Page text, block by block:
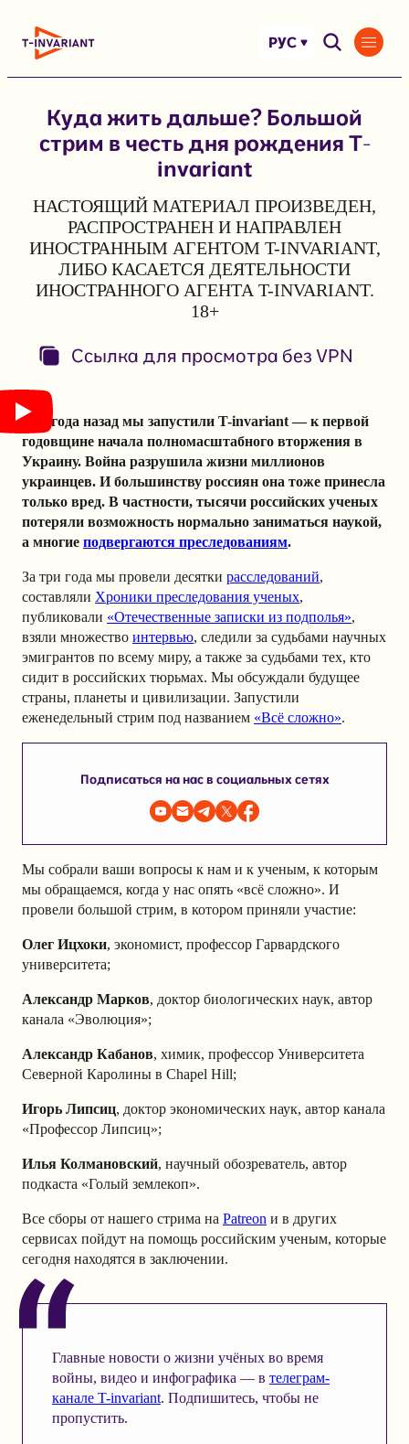
РУС
Куда жить дальше? Большой
стрим в честь дня рождения T-
invariant
НАСТОЯЩИЙ МАТЕРИАЛ ПРОИЗВЕДЕН,
РАСПРОСТРАНЕН И НАПРАВЛЕН
ИНОСТРАННЫМ АГЕНТОМ T-INVARIANT,
ЛИБО КАСАЕТСЯ ДЕЯТЕЛЬНОСТИ
ИНОСТРАННОГО АГЕНТА T-INVARIANT.
18+
Ссылка для просмотра без VPN
Три года назад мы запустили T-invariant — к первой
годовщине начала полномасштабного вторжения в
Украину. Война разрушила жизни миллионов
украинцев. И большинству россиян она тоже принесла
только вред. В частности, тысячи российских ученых
потеряли возможность нормально заниматься наукой,
а многие подвергаются преследованиям.
За три года мы провели десятки расследований,
составляли Хроники преследования ученых,
публиковали «Отечественные записки из подполья»,
взяли множество интервью, следили за судьбами научных
эмигрантов по всему миру, а также за судьбами тех, кто
сидит в российских тюрьмах. Мы обсуждали будущее
страны, планеты и цивилизации. Запустили
еженедельный стрим под названием «Всё сложно».
Подписаться на нас в социальных сетях
Мы собрали ваши вопросы к нам и к ученым, к которым
мы обращаемся, когда у нас опять «всё сложно». И
провели большой стрим, в котором приняли участие:
Олег Ицхоки, экономист, профессор Гарвардского
университета;
Александр Марков, доктор биологических наук, автор
канала «Эволюция»;
Александр Кабанов, химик, профессор Университета
Северной Каролины в Chapel Hill;
Игорь Липсиц, доктор экономических наук, автор канала
«Профессор Липсиц»;
Илья Колмановский, научный обозреватель, автор
подкаста «Голый землекоп».
Все сборы от нашего стрима на Patreon и в других
сервисах пойдут на помощь российским ученым, которые
сегодня находятся в заключении.
Главные новости о жизни учёных во время
войны, видео и инфографика — в телеграм-
канале T-invariant. Подпишитесь, чтобы не
пропустить.